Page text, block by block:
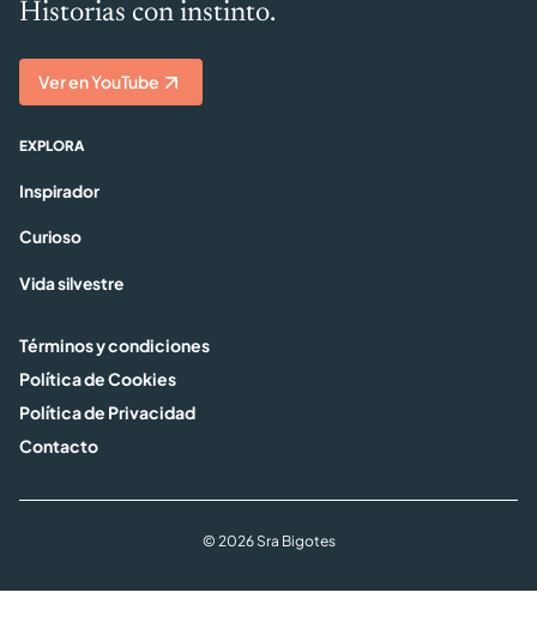
Historias con instinto.
Ver en YouTube
EXPLORA
Inspirador
Curioso
Vida silvestre
Términos y condiciones
Política de Cookies
Política de Privacidad
Contacto
© 2026 Sra Bigotes